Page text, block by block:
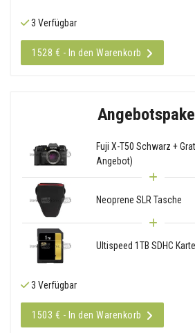
3 Verfügbar
1528 € - In den Warenkorb
Fuji X-T50 Schwarz +
Angebot)
Neoprene SLR Tasche
Ultispeed 1TB SDHC
3 Verfügbar
1503 € - In den Warenkorb